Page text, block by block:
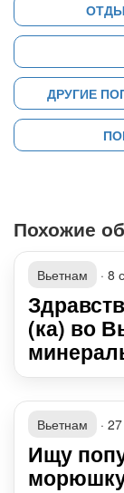
ДРУГИЕ
Похожие
Вьетнам · 8
(ка) во
Вьетнам ·
Ищу